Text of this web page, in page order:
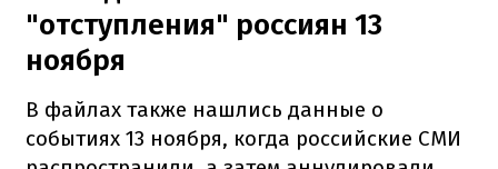
"отступления" россиян 13
ноября
В файлах также нашлись данные о
событиях 13 ноября, когда российские СМИ